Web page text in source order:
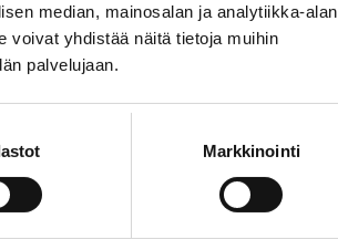
median, mainosalan ja analytiikka-alan
voivat yhdistää näitä tietoja muihin
palvelujaan.
Markkinointi